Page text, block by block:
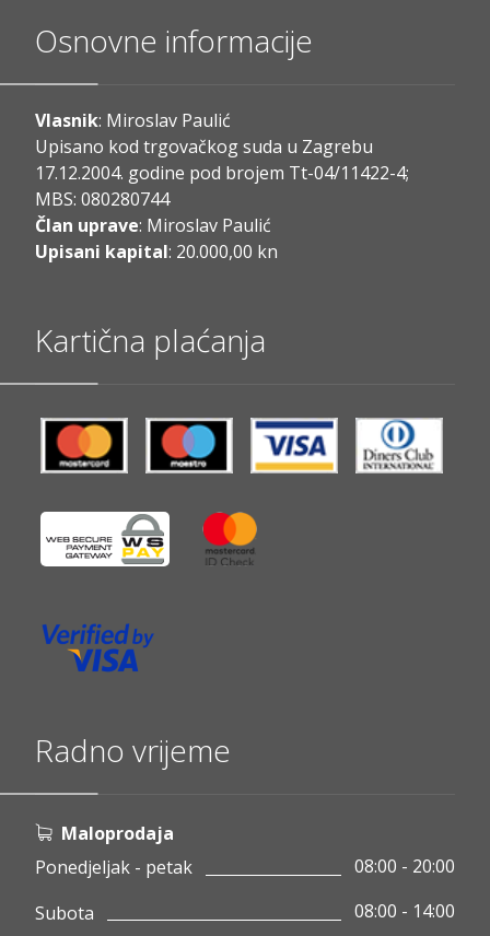
Osnovne informacije
Vlasnik: Miroslav Paulić
Upisano kod trgovačkog suda u Zagrebu
17.12.2004. godine pod brojem Tt-04/11422-4;
MBS: 080280744
Član uprave: Miroslav Paulić
Upisani kapital: 20.000,00 kn
Kartična plaćanja
Radno vrijeme
Maloprodaja
Ponedjeljak - petak
08:00 - 20:00
Subota
08:00 - 14:00